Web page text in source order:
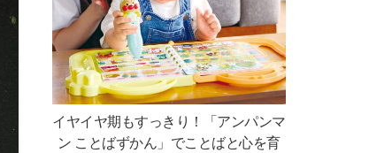
イヤイヤ期もすっきり！「アンパンマ
ン ことばずかん」でことばと心を育